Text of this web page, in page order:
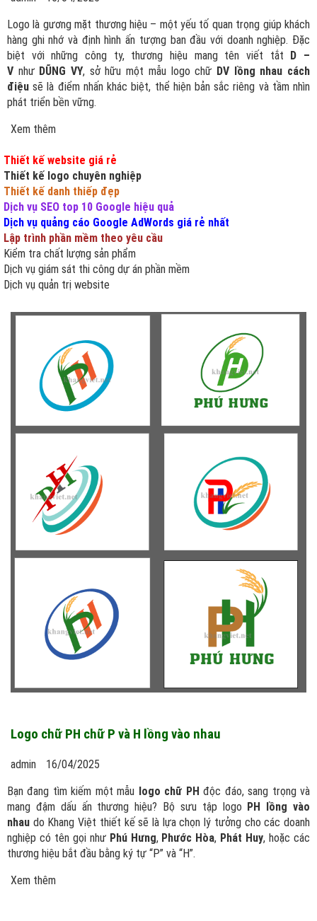
Logo là gương mặt thương hiệu – một yếu tố quan trọng giúp khách
hàng ghi nhớ và định hình ấn tượng ban đầu với doanh nghiệp. Đặc
biệt với những công ty, thương hiệu mang tên viết tắt
D –
V như DŨNG VY, sở hữu một mẫu logo chữ DV lồng nhau cách
điệu sẽ là điểm nhấn khác biệt, thể hiện bản sắc riêng và tầm nhìn
phát triển bền vững.
Xem thêm
Thiết kế website giá rẻ
Thiết kế logo chuyên nghiệp
Thiết kế danh thiếp đẹp
Dịch vụ SEO top 10 Google hiệu quả
Dịch vụ quảng cáo Google AdWords giá rẻ nhất
Lập trình phần mềm theo yêu cầu
Kiểm tra chất lượng sản phẩm
Dịch vụ giám sát thi công dự án phần mềm
Dịch vụ quản trị website
Logo chữ PH chữ P và H lồng vào nhau
admin
16/04/2025
Bạn đang tìm kiếm một mẫu logo chữ PH độc đáo, sang trọng và
mang đậm dấu ấn thương hiệu? Bộ sưu tập logo PH lồng vào
nhau do Khang Việt thiết kế sẽ là lựa chọn lý tưởng cho các doanh
nghiệp có tên gọi như Phú Hưng, Phước Hòa, Phát Huy, hoặc các
thương hiệu bắt đầu bằng ký tự “P” và “H”.
Xem thêm